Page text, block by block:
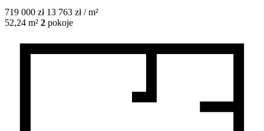
719 000 zł 13 763 zł / m²
52,24 m² 2 pokoje